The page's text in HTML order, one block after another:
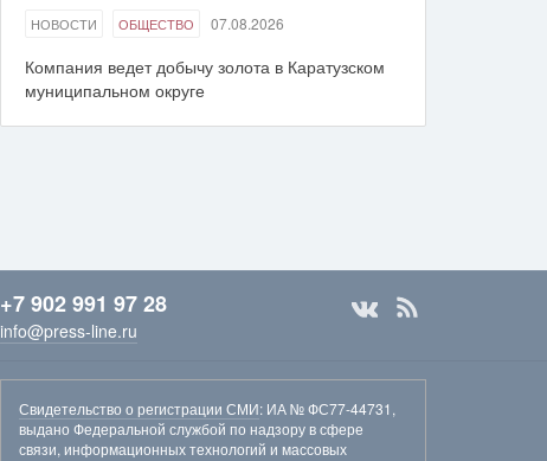
НОВОСТИ ОБЩЕСТВО 07.08.2026
Компания ведет добычу золота в Каратузском
муниципальном округе
+7 902 991 97 28
info@press-line.ru
Свидетельство о регистрации СМИ: ИА № ФС77-44731,
выдано Федеральной службой по надзору в сфере
связи, информационных технологий и массовых